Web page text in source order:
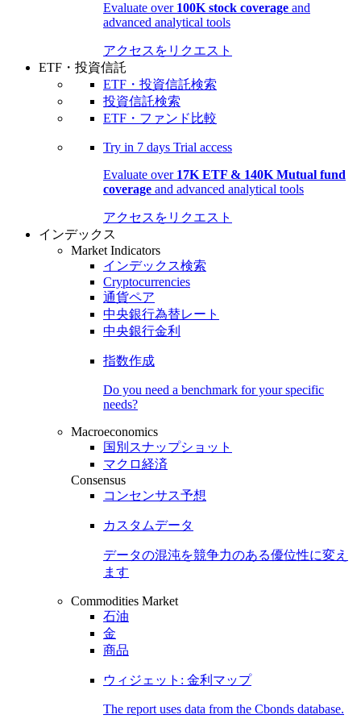
Evaluate over 100K stock coverage and
advanced analytical tools
アクセスをリクエスト
ETF・投資信託
ETF・投資信託検索
投資信託検索
ETF・ファンド比較
Try in 7 days Trial access
Evaluate over 17K ETF & 140K Mutual fund
coverage and advanced analytical tools
アクセスをリクエスト
インデックス
Market Indicators
インデックス検索
Cryptocurrencies
通貨ペア
中央銀行為替レート
中央銀行金利
指数作成
Do you need a benchmark for your specific
needs?
Macroeconomics
国別スナップショット
マクロ経済
Consensus
コンセンサス予想
カスタムデータ
データの混沌を競争力のある優位性に変え
ます
Commodities Market
石油
金
商品
ウィジェット: 金利マップ
The report uses data from the Cbonds database.